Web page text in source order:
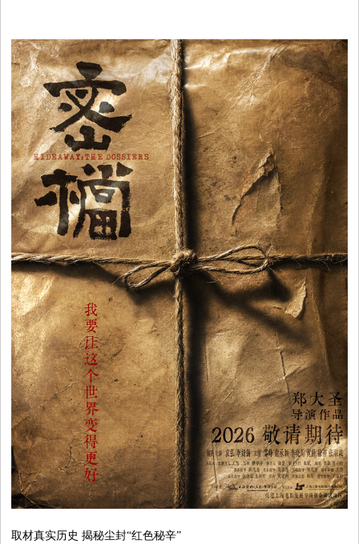
音
乐
明
星
综
艺
电
视
时
尚
国
取材真实历史 揭秘尘封“红色秘辛”